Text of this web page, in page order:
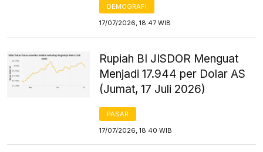
DEMOGRAFI
17/07/2026, 18:47 WIB
Rupiah BI JISDOR Menguat
Menjadi 17.944 per Dolar AS
(Jumat, 17 Juli 2026)
PASAR
17/07/2026, 18:40 WIB